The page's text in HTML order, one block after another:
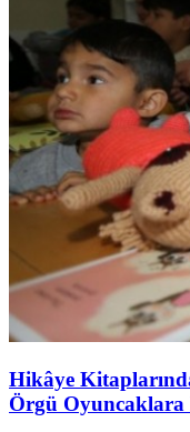
Hikâye
Örgü Oyuncaklara